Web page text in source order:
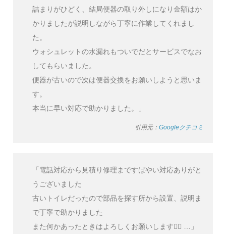
詰まりがひどく、結局便器の取り外しになり金額はか
かりましたが説明しながら丁寧に作業してくれまし
た。
ウォシュレットの水漏れもついでだとサービスでなお
してもらいました。
便器が古いので次は便器交換をお願いしようと思いま
す。
本当に早い対応で助かりました。」
引用元： Googleクチコミ
「電話対応から見積り修理まですばやい対応ありがと
うございました
古いトイレだったので部品を探す所から設置、説明ま
で丁寧で助かりました
また何かあったときはよろしくお願いします🙇‍♂️ …」